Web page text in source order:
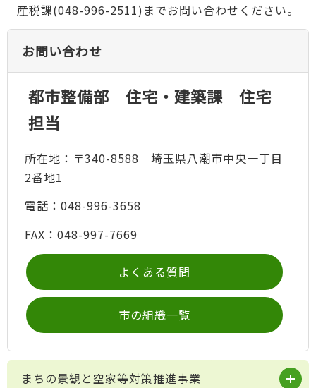
産税課(048-996-2511)までお問い合わせください。
お問い合わせ
都市整備部 住宅・建築課 住宅
担当
所在地：〒340-8588 埼玉県八潮市中央一丁目
2番地1
電話：048-996-3658
FAX：048-997-7669
よくある質問
市の組織一覧
まちの景観と空家等対策推進事業